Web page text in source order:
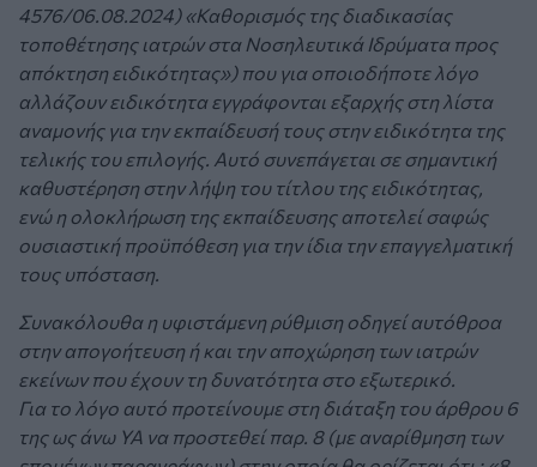
4576/06.08.2024) «Καθορισμός της διαδικασίας
τοποθέτησης ιατρών στα Νοσηλευτικά Ιδρύματα προς
απόκτηση ειδικότητας») που για οποιοδήποτε λόγο
αλλάζουν ειδικότητα εγγράφονται εξαρχής στη λίστα
αναμονής για την εκπαίδευσή τους στην ειδικότητα της
τελικής του επιλογής. Αυτό συνεπάγεται σε σημαντική
καθυστέρηση στην λήψη του τίτλου της ειδικότητας,
ενώ η ολοκλήρωση της εκπαίδευσης αποτελεί σαφώς
ουσιαστική προϋπόθεση για την ίδια την επαγγελματική
τους υπόσταση.
Συνακόλουθα η υφιστάμενη ρύθμιση οδηγεί αυτόθροα
στην απογοήτευση ή και την αποχώρηση των ιατρών
εκείνων που έχουν τη δυνατότητα στο εξωτερικό.
Για το λόγο αυτό προτείνουμε στη διάταξη του άρθρου 6
της ως άνω ΥΑ να προστεθεί παρ. 8 (με αναρίθμηση των